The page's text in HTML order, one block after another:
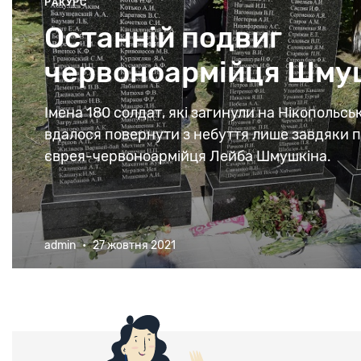
РАКУРС
Останній подвиг
червоноармійця
Імена 180 солдат, які загинули на
вдалося повернути з небуття лише завдяки
єврея-червоноармійця Лейба Шмушкіна.
admin • 27 жовтня 2021